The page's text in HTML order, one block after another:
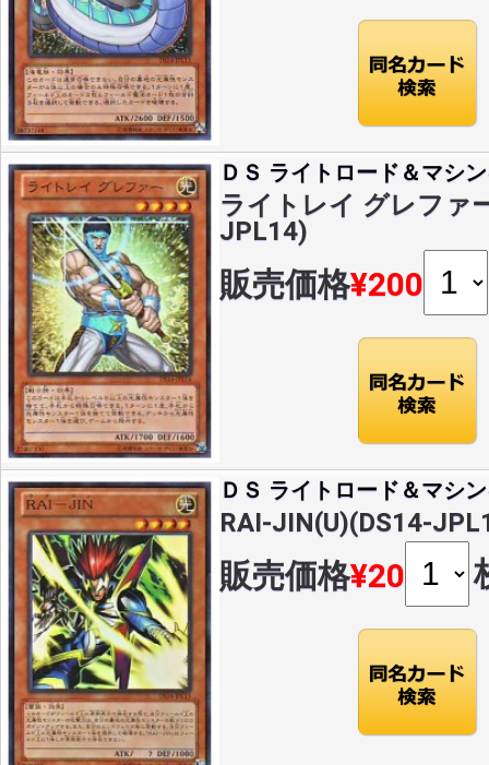
ＤＳ ライトロード＆マシ
ライトレイ グレファ
JPL14)
販売価格¥200
ＤＳ ライトロード＆マシ
RAI-JIN(U)(DS14-
販売価格¥20